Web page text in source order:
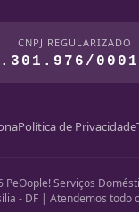
CNPJ REGULARIZADO
Política de Privacidade
PeOople! Serviços
- DF | Atendemos todo